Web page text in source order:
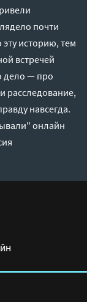
почти
историю, тем
встречей
дело — про
расследование,
навсегда.
онлайн